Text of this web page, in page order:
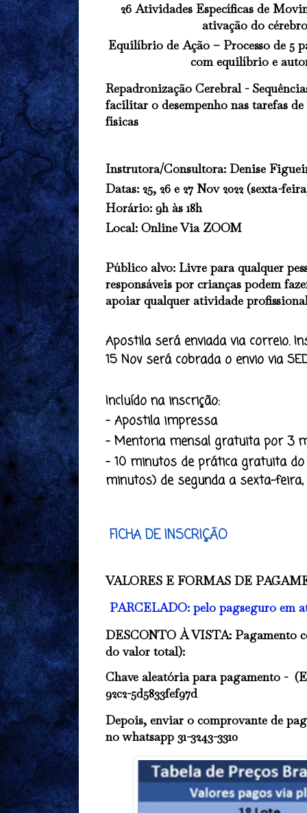
26 Atividades Específicas de
ativação do
Equilíbrio de Ação – Processo de 5
com equilíbrio e
Repadronização Cerebral -
facilitar o desempenho nas tarefas
físicas
Instrutora/Consultora: Denise
Datas: 25, 26 e 27 Nov 2022 (sexta-
Horário: 9h às 18h
Local: Online Via ZOOM
Público alvo: Livre para qualquer
responsáveis por crianças podem
apoiar qualquer atividade
Apostila será enviada via correio.
15 Nov será cobrada o envio via
Incluído na inscrição:
- Apostila impressa
- Mentoria mensal gratuita por 3
- 10 minutos de prática gratuita do
minutos) de segunda a sexta-feira,
FICHA DE INSCRIÇÃO
VALORES E FORMAS DE
PARCELADO: pelo pagseguro em
DESCONTO À VISTA: Pagamento
do valor total):
Chave aleatória para pagamento -
92c2-5d5833fef97d
Depois, enviar o comprovante de
no whatsapp 31-3243-3310